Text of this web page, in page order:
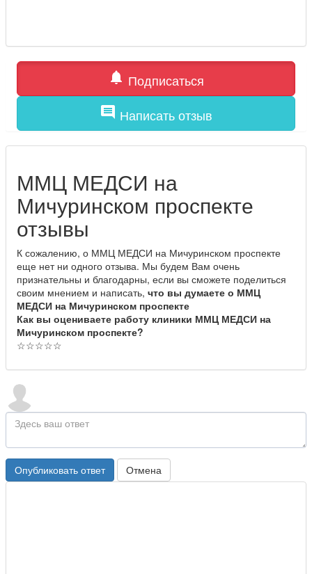
notifications Подписаться
comment Написать отзыв
ММЦ МЕДСИ на
Мичуринском проспекте
отзывы
К сожалению, о ММЦ МЕДСИ на Мичуринском проспекте
еще нет ни одного отзыва. Мы будем Вам очень
признательны и благодарны, если вы сможете поделиться
своим мнением и написать, что вы думаете о ММЦ
МЕДСИ на Мичуринском проспекте
Как вы оцениваете работу клиники ММЦ МЕДСИ на
Мичуринском проспекте?
☆☆☆☆☆
Опубликовать ответ Отмена